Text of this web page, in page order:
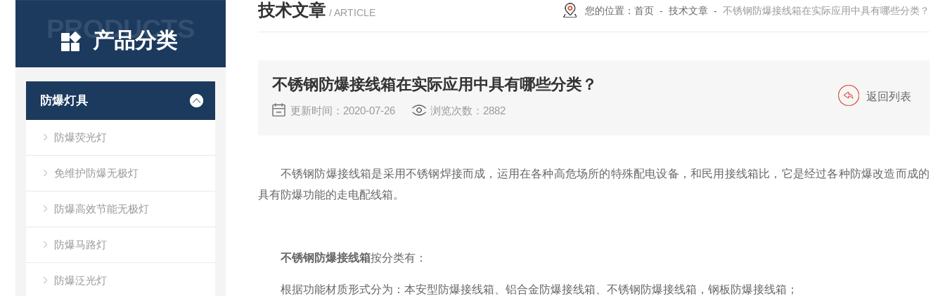
PRODUCTS
产品分类
防爆灯具
防爆荧光灯
免维护防爆无极灯
防爆高效节能无极灯
防爆马路灯
防爆泛光灯
技术文章 / ARTICLE 您的位置： 首页 - 技术文章 - 不锈钢防爆接线箱在实际应用中具有哪些分类？
不锈钢防爆接线箱在实际应用中具有哪些分类？
更新时间：2020-07-26 浏览次数：2882
返回列表
不锈钢防爆接线箱是采用不锈钢焊接而成，运用在各种高危场所的特殊配电设备，和民用接线箱比，它是经过各种防爆改造而成的
具有防爆功能的走电配线箱。
不锈钢防爆接线箱按分类有：
根据功能材质形式分为：本安型防爆接线箱、铝合金防爆接线箱、不锈钢防爆接线箱，钢板防爆接线箱；